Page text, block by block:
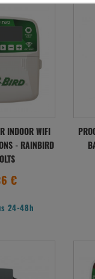
INDOOR WIFI
- RAINBIRD
€
24-48h